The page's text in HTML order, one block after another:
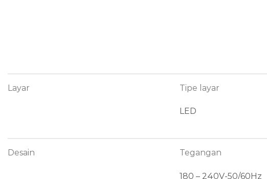
Layar Tipe layar
LED
Desain Tegangan
180 – 240V-50/60Hz